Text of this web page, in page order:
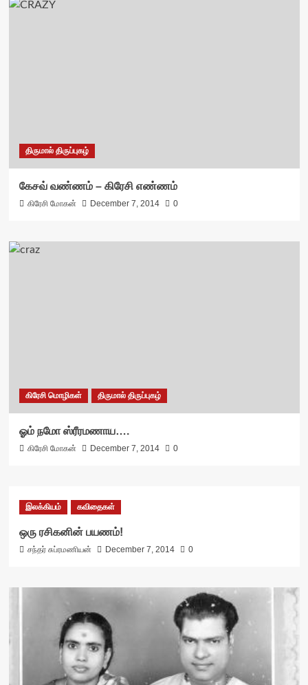
திருமால் திருப்புகழ்
கேசவ் வண்ணம் – கிரேசி எண்ணம்
கிரேசி மோகன் December 7, 2014 0
கிரேசி மொழிகள் திருமால் திருப்புகழ்
ஓம் நமோ ஸ்ரீரமணாய….
கிரேசி மோகன் December 7, 2014 0
இலக்கியம் கவிதைகள்
ஒரு ரசிகனின் பயணம்!
சந்தர் சுப்ரமணியன் December 7, 2014 0